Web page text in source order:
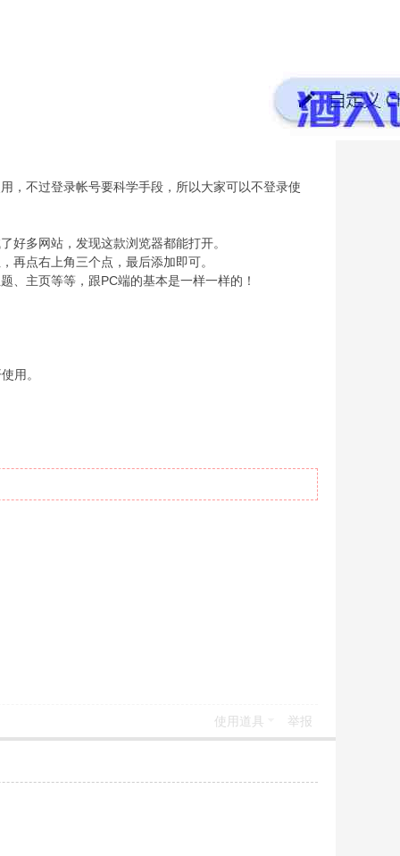
，不过登录帐号要科学手段，所以大家可以不登录使
好多网站，发现这款浏览器都能打开。
再点右上角三个点，最后添加即可。
、主页等等，跟PC端的基本是一样一样的！
用。
使用道具 举报